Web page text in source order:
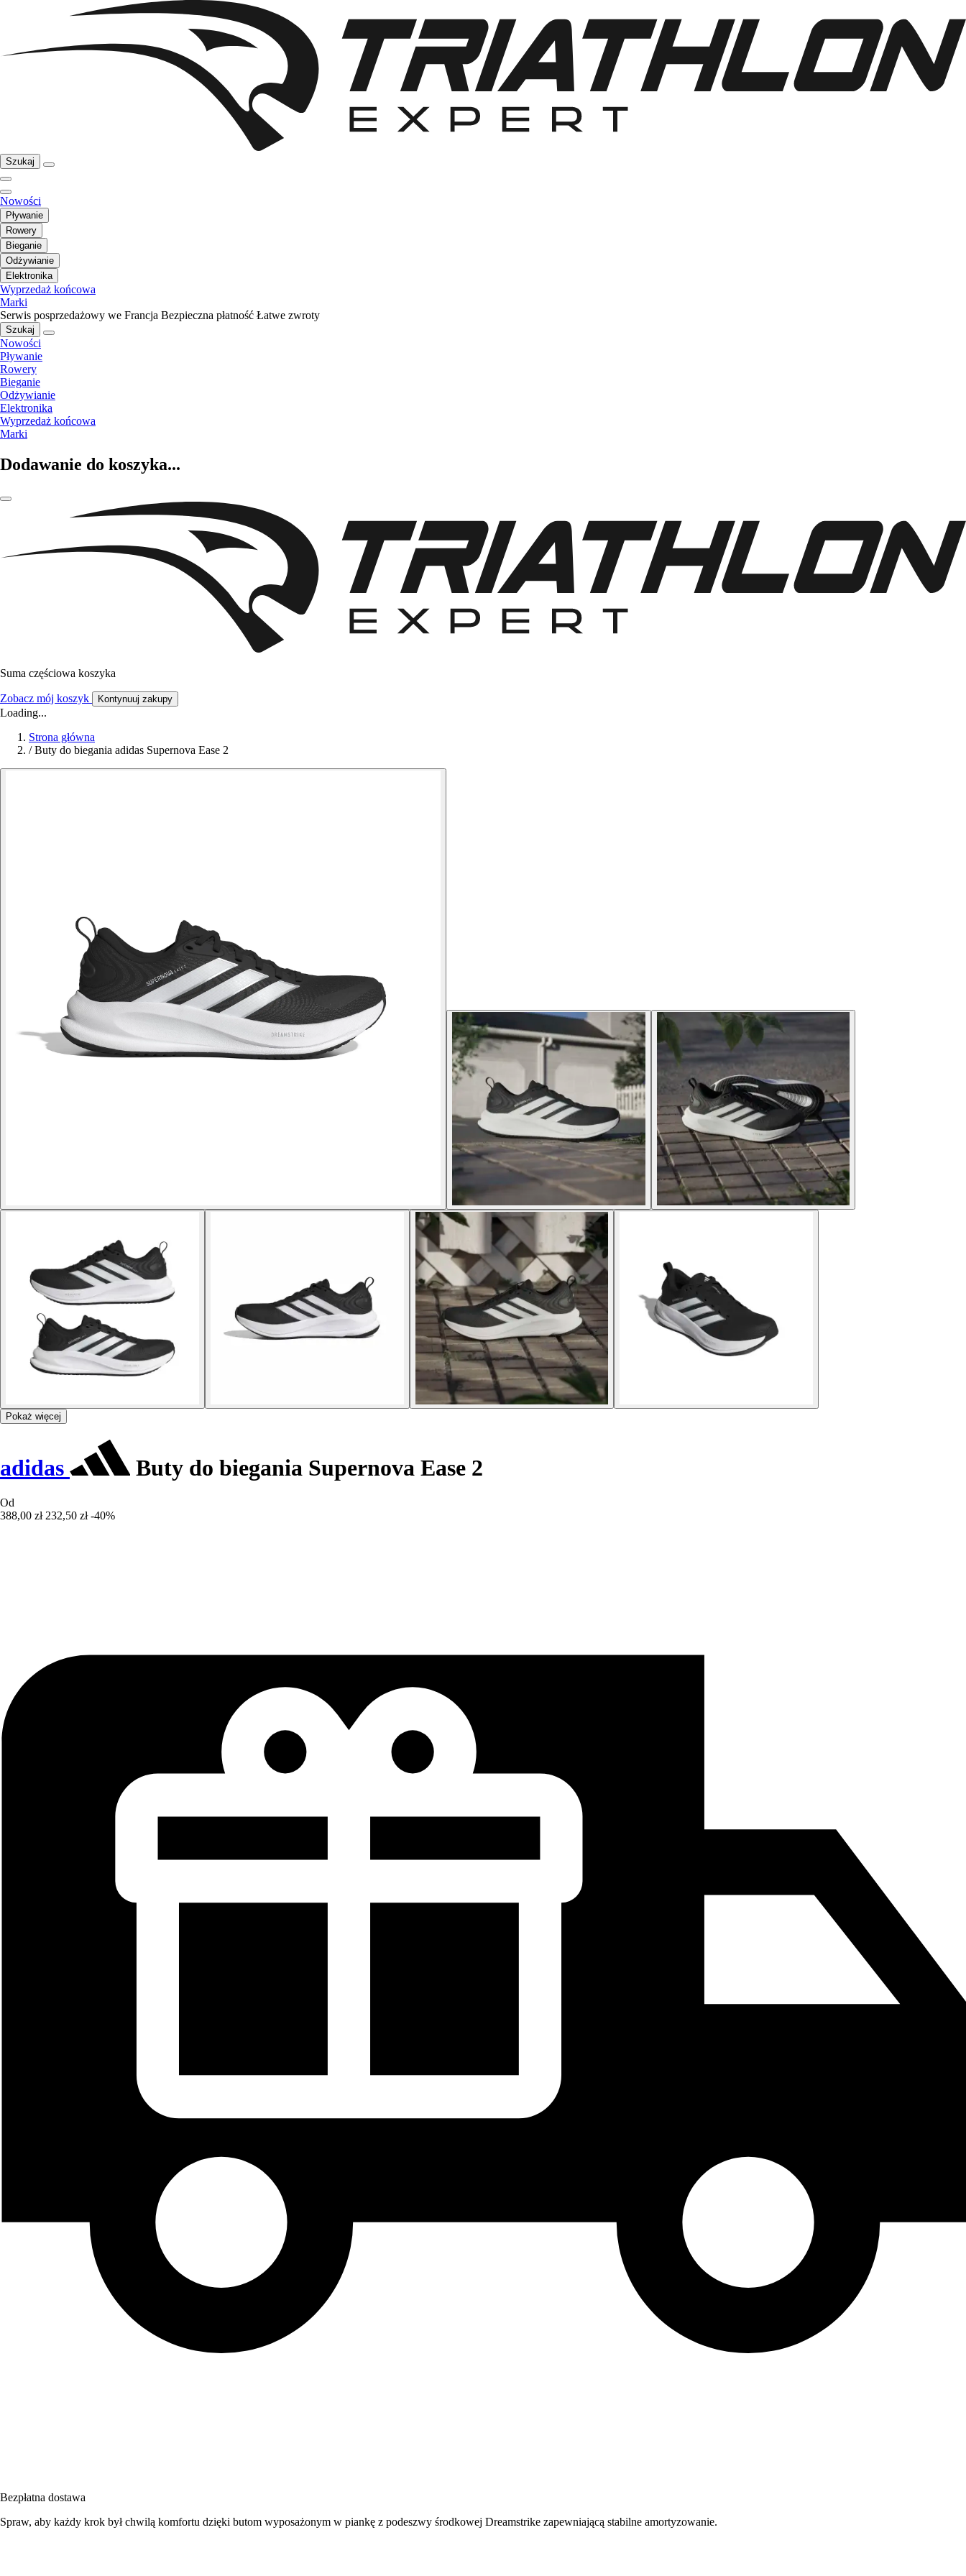
Szukaj
Nowości
Pływanie
Rowery
Bieganie
Odżywianie
Elektronika
Wyprzedaż końcowa
Marki
Serwis posprzedażowy we Francja Bezpieczna płatność Łatwe zwroty
Szukaj
Nowości
Pływanie
Rowery
Bieganie
Odżywianie
Elektronika
Wyprzedaż końcowa
Marki
Dodawanie do koszyka...
Suma częściowa koszyka
Zobacz mój koszyk Kontynuuj zakupy
Loading...
Strona główna
/ Buty do biegania adidas Supernova Ease 2
Pokaż więcej
adidas Buty do biegania Supernova Ease 2
Od
388,00 zł 232,50 zł -40%
Bezpłatna dostawa
Spraw, aby każdy krok był chwilą komfortu dzięki butom wyposażonym w piankę z podeszwy środkowej Dreamstrike zapewniającą stabilne amortyzowanie.